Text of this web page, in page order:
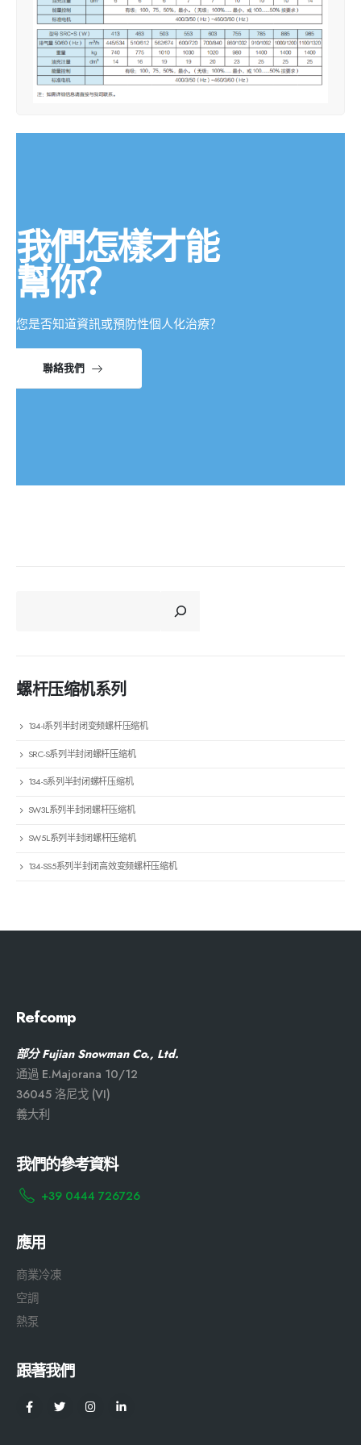
我們怎樣才能
幫你？
您是否知道資訊或預防性個人化治療？
聯絡我們
螺杆压缩机系列
134-I系列半封闭变频螺杆压缩机
SRC-S系列半封闭螺杆压缩机
134-S系列半封闭螺杆压缩机
SW3L系列半封闭螺杆压缩机
SW5L系列半封闭螺杆压缩机
134-SS5系列半封闭高效变频螺杆压缩机
Refcomp
部分 Fujian Snowman Co., Ltd.
通過 E.Majorana 10/12
36045 洛尼戈 (VI)
義大利
我們的參考資料
+39 0444 726726
應用
商業冷凍
空調
熱泵
跟著我們